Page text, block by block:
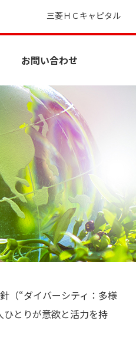
プライヤー情報交換制度
産総合保険について
フィス移転サービス
会貢献活動
お問い合わせ
三菱ＨＣキャピタル
（“ダイバーシティ：多様
とりが意欲と活力を持
プライヤー情報交換制度
産総合保険について